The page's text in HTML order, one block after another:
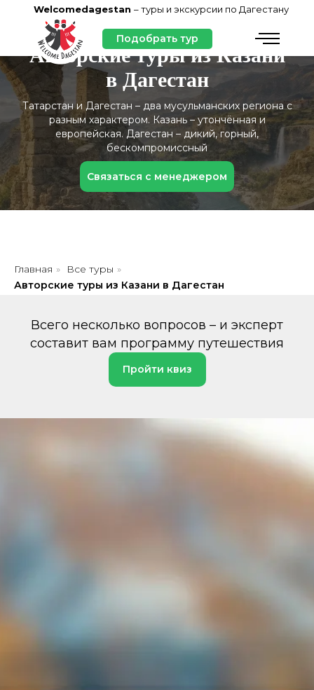
Подобрать тур
Welcomedagestan – туры и экскурсии по Дагестану
Авторские туры из Казани
в Дагестан
Татарстан и Дагестан – два мусульманских региона с
разным характером. Казань – утончённая и
европейская. Дагестан – дикий, горный,
бескомпромиссный
Связаться с менеджером
Главная » Все туры »
Авторские туры из Казани в Дагестан
Всего несколько вопросов – и эксперт
составит вам программу путешествия
Пройти квиз